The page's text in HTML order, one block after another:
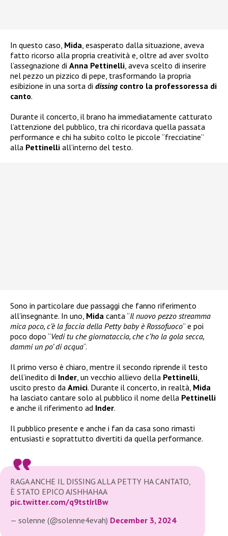
In questo caso, Mida , esasperato dalla situazione, aveva
fatto ricorso alla propria creatività e, oltre ad aver svolto
l’assegnazione di Anna Pettinelli , aveva scelto di inserire
nel pezzo un pizzico di pepe, trasformando la propria
esibizione in una sorta di dissing contro la professoressa di
canto.
Durante il concerto, il brano ha immediatamente catturato
l’attenzione del pubblico, tra chi ricordava quella passata
performance e chi ha subito colto le piccole “frecciatine”
alla Pettinelli all’interno del testo.
Sono in particolare due passaggi che fanno riferimento
all’insegnante. In uno, Mida canta “Il nuovo pezzo streamma
mica poco, c’è la faccia della Petty baby è Rossofuoco” e poi
poco dopo “Vedi tu che giornataccia, che c’ho la gola secca,
dammi un po’ di acqua“.
Il primo verso è chiaro, mentre il secondo riprende il testo
dell’inedito di Inder , un vecchio allievo della Pettinelli
uscito presto da Amici. Durante il concerto, in realtà, Mida
ha lasciato cantare solo al pubblico il nome della Pettinelli
e anche il riferimento ad Inder.
Il pubblico presente e anche i fan da casa sono rimasti
entusiasti e soprattutto divertiti da quella performance.
RAGA ANCHE IL DISSING ALLA PETTY HA CANTATO,
È STATO EPICO AJSHHAHAA
pic.twitter.com/q9tstIrlBw
— solenne (@solenne4evah) December 3, 2024